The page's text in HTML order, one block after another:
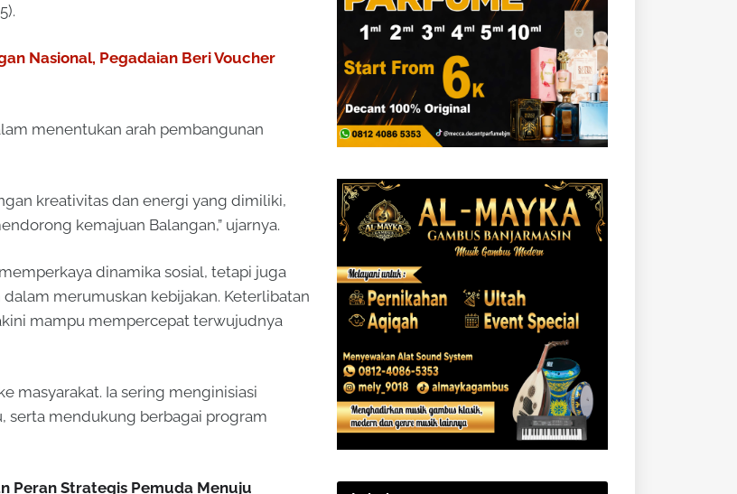
Nasional, Pegadaian Beri Voucher
menentukan arah pembangunan
kreativitas dan energi yang dimiliki,
kemajuan Balangan,” ujarnya.
dinamika sosial, tetapi juga
merumuskan kebijakan. Keterlibatan
mampu mempercepat terwujudnya
masyarakat. Ia sering menginisiasi
serta mendukung berbagai program
Peran Strategis Pemuda Menuju